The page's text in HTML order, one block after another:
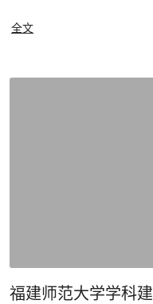
全文
福建师范大学学科